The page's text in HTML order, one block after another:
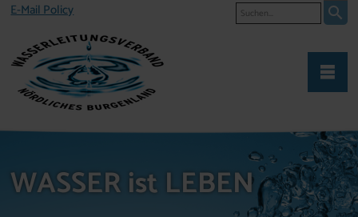
E-Mail Policy Suche
WASSER ist LEBEN